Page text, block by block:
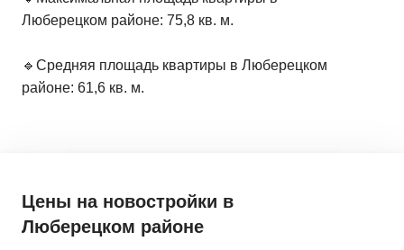
Люберецком районе: 75,8 кв. м.
🔹Средняя площадь квартиры в Люберецком
районе: 61,6 кв. м.
Цены на новостройки в
Люберецком районе